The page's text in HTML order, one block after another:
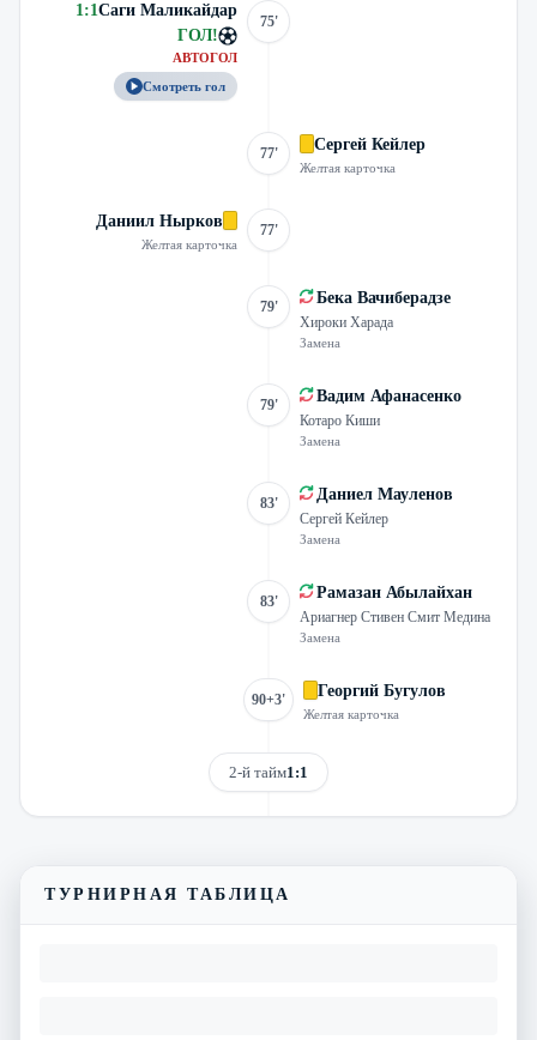
1:1Саги Маликайдар
ГОЛ!
АВТОГОЛ
Смотреть гол
75'
77' Сергей Кейлер
Желтая карточка
Даниил Нырков
Желтая карточка
77'
79' Бека Вачиберадзе
Хироки Харада
Замена
79' Вадим Афанасенко
Котаро Киши
Замена
83' Даниел Мауленов
Сергей Кейлер
Замена
83' Рамазан Абылайхан
Ариагнер Стивен Смит Медина
Замена
90+3' Георгий Бугулов
Желтая карточка
2-й тайм1:1
ТУРНИРНАЯ ТАБЛИЦА